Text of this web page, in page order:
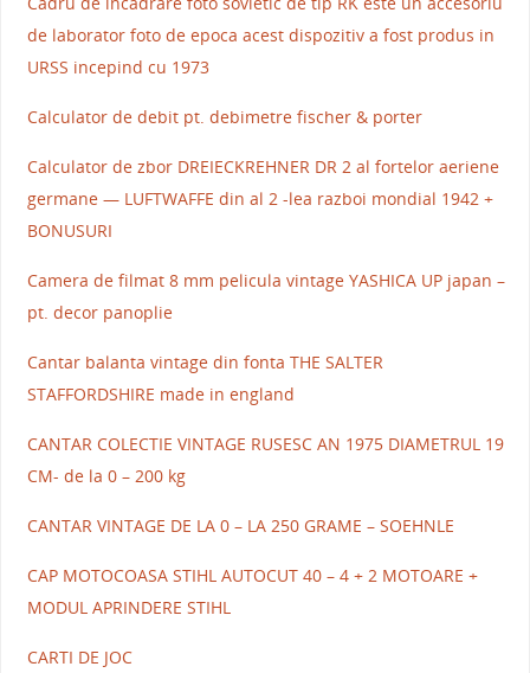
de laborator foto de epoca acest dispozitiv a fost produs in
URSS incepind cu 1973
Calculator de debit pt. debimetre fischer & porter
Calculator de zbor DREIECKREHNER DR 2 al fortelor aeriene
germane — LUFTWAFFE din al 2 -lea razboi mondial 1942 +
BONUSURI
Camera de filmat 8 mm pelicula vintage YASHICA UP japan –
pt. decor panoplie
Cantar balanta vintage din fonta THE SALTER
STAFFORDSHIRE made in england
CANTAR COLECTIE VINTAGE RUSESC AN 1975 DIAMETRUL 19
CM- de la 0 – 200 kg
CANTAR VINTAGE DE LA 0 – LA 250 GRAME – SOEHNLE
CAP MOTOCOASA STIHL AUTOCUT 40 – 4 + 2 MOTOARE +
MODUL APRINDERE STIHL
CARTI DE JOC